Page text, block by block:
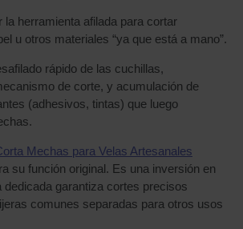
la herramienta afilada para cortar
u otros materiales “ya que está a mano”.
rápido de las cuchillas,
de corte, y acumulación de
(adhesivos, tintas) que luego
Mechas para Velas Artesanales
su función original. Es una inversión en
dedicada garantiza cortes precisos
comunes separadas para otros usos